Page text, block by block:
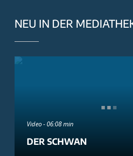
NEU IN DER
Video - 06:08 min
DER SCHWAN